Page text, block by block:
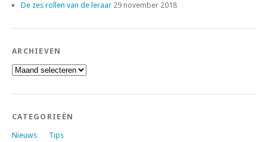
De zes rollen van de leraar 29 november 2018
ARCHIEVEN
Archieven
CATEGORIEËN
Nieuws Tips